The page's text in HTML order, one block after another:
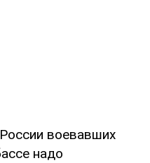
воевавших
надо